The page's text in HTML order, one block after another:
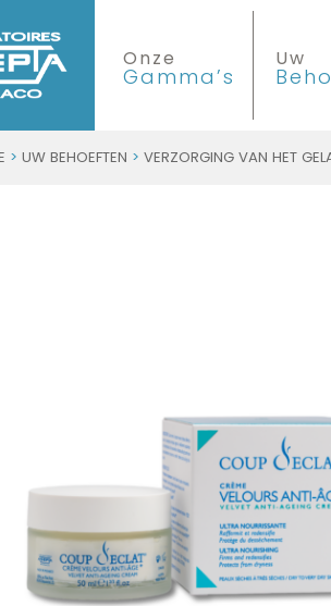
Onze
Gamma’s
Uw
> UW BEHOEFTEN > VERZORGING VAN HET